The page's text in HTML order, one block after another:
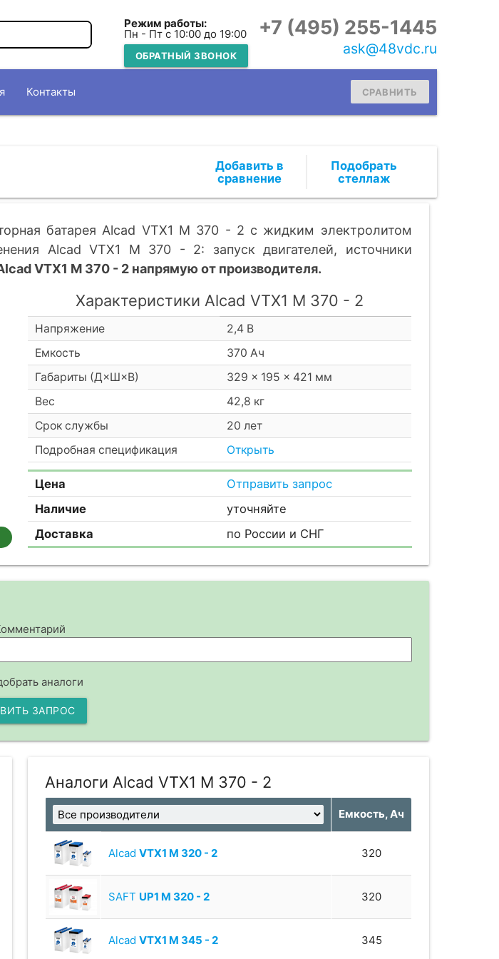
Режим работы:
Пн - Пт с 10:00 до 19:00
ОБРАТНЫЙ ЗВОНОК
+7 (495) 255-1445
ask@48vdc.ru
Контакты СРАВНИТЬ
Подобрать
стеллаж
батарея Alcad VTX1 M 370 - 2 c жидким электролитом
Alcad VTX1 M 370 - 2: запуск двигателей, источники
VTX1 M 370 - 2 напрямую от производителя.
Характеристики Alcad VTX1 M 370 - 2
Напряжение
2,4 В
Емкость
370 Ач
Габариты (Д×Ш×В)
329 × 195 × 421 мм
Вес
42,8 кг
Срок службы
20 лет
Подробная спецификация
Открыть
Цена
Отправить запрос
Наличие
уточняйте
Доставка
по России и СНГ
аналоги
ЗАПРОС
Аналоги Alcad VTX1 M 370 - 2
Емкость, Ач
AlcadVTX1 M 320 - 2 320
SAFT UP1 M 320 - 2 320
AlcadVTX1 M 345 - 2 345